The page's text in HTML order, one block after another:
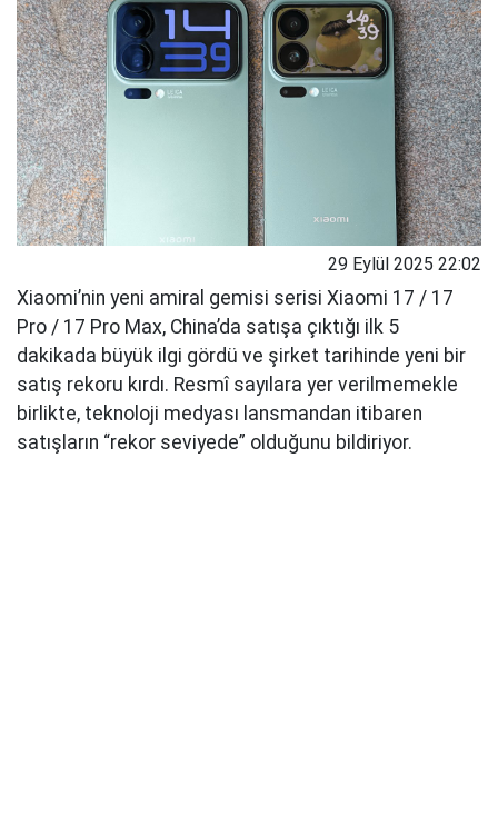
29 Eylül 2025 22:02
Xiaomi’nin yeni amiral gemisi serisi Xiaomi 17 / 17
Pro / 17 Pro Max, China’da satışa çıktığı ilk 5
dakikada büyük ilgi gördü ve şirket tarihinde yeni bir
satış rekoru kırdı. Resmî sayılara yer verilmemekle
birlikte, teknoloji medyası lansmandan itibaren
satışların “rekor seviyede” olduğunu bildiriyor.